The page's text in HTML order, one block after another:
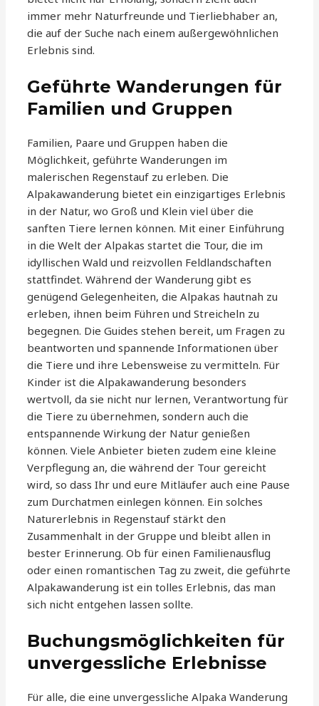
immer mehr Naturfreunde und Tierliebhaber an,
die auf der Suche nach einem außergewöhnlichen
Erlebnis sind.
Geführte Wanderungen für
Familien und Gruppen
Familien, Paare und Gruppen haben die
Möglichkeit, geführte Wanderungen im
malerischen Regenstauf zu erleben. Die
Alpakawanderung bietet ein einzigartiges Erlebnis
in der Natur, wo Groß und Klein viel über die
sanften Tiere lernen können. Mit einer Einführung
in die Welt der Alpakas startet die Tour, die im
idyllischen Wald und reizvollen Feldlandschaften
stattfindet. Während der Wanderung gibt es
genügend Gelegenheiten, die Alpakas hautnah zu
erleben, ihnen beim Führen und Streicheln zu
begegnen. Die Guides stehen bereit, um Fragen zu
beantworten und spannende Informationen über
die Tiere und ihre Lebensweise zu vermitteln. Für
Kinder ist die Alpakawanderung besonders
wertvoll, da sie nicht nur lernen, Verantwortung für
die Tiere zu übernehmen, sondern auch die
entspannende Wirkung der Natur genießen
können. Viele Anbieter bieten zudem eine kleine
Verpflegung an, die während der Tour gereicht
wird, so dass Ihr und eure Mitläufer auch eine Pause
zum Durchatmen einlegen können. Ein solches
Naturerlebnis in Regenstauf stärkt den
Zusammenhalt in der Gruppe und bleibt allen in
bester Erinnerung. Ob für einen Familienausflug
oder einen romantischen Tag zu zweit, die geführte
Alpakawanderung ist ein tolles Erlebnis, das man
sich nicht entgehen lassen sollte.
Buchungsmöglichkeiten für
unvergessliche Erlebnisse
Für alle, die eine unvergessliche Alpaka Wanderung